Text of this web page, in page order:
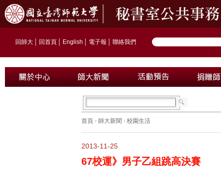
回師大 回首頁 English 電子報 聯絡我們
首頁 › 師大新聞 › 校園生活
2013-11-25
67校運》男子乙組跳高決賽